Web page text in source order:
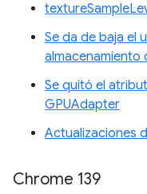
Se da de baja el
almacenamiento
Se quitó el
GPUAdapter
Actualizaciones
Chrome 139